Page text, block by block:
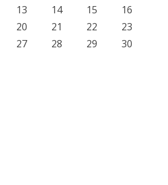
13 14 15
16
20 21 22
23
27 28 29
30